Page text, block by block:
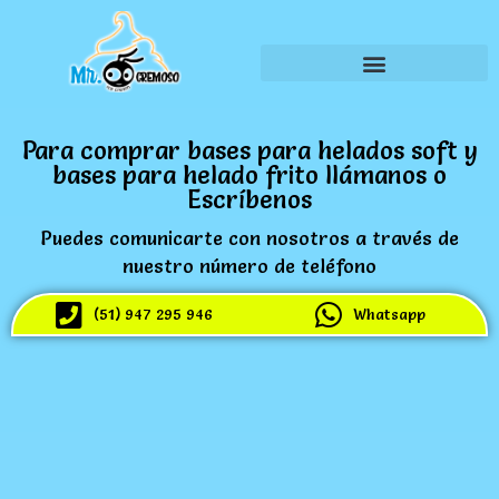
Para comprar bases para helados soft y
bases para helado frito llámanos o
Escríbenos
Puedes comunicarte con nosotros a través de
nuestro número de teléfono
(51) 947 295 946 Whatsapp